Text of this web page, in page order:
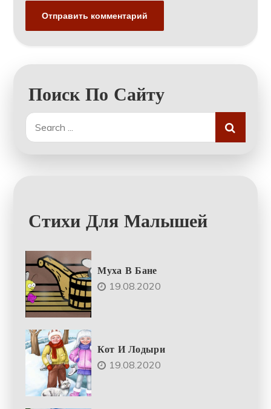
Поиск По Сайту
Search
for:
Стихи Для Малышей
Муха В Бане
19.08.2020
Кот И Лодыри
19.08.2020